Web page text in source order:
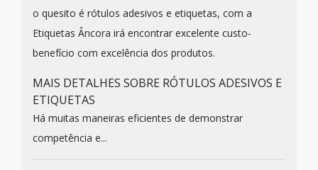
o quesito é rótulos adesivos e etiquetas, com a
Etiquetas Âncora irá encontrar excelente custo-
benefício com excelência dos produtos.
MAIS DETALHES SOBRE RÓTULOS ADESIVOS E
ETIQUETAS
Há muitas maneiras eficientes de demonstrar
competência e...